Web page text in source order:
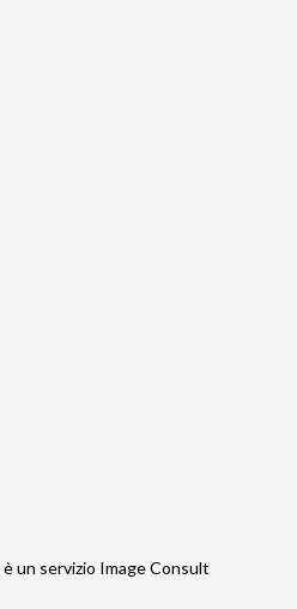
è un servizio Image Consult